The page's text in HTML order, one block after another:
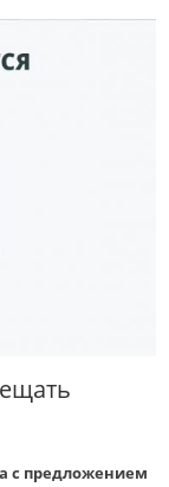
с предложением